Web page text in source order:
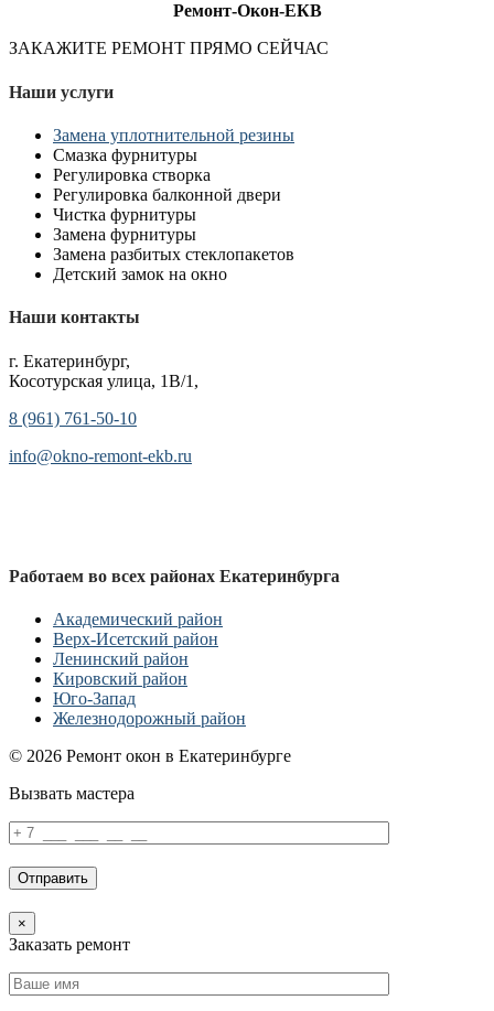
Ремонт-Окон-ЕКВ
ЗАКАЖИТЕ РЕМОНТ ПРЯМО СЕЙЧАС
Наши услуги
Замена уплотнительной резины
Смазка фурнитуры
Регулировка створка
Регулировка балконной двери
Чистка фурнитуры
Замена фурнитуры
Замена разбитых стеклопакетов
Детский замок на окно
Наши контакты
г. Екатеринбург,
Косотурская улица, 1В/1,
8 (961) 761-50-10
info@okno-remont-ekb.ru
Работаем во всех районах Екатеринбурга
Академический район
Верх-Исетский район
Ленинский район
Кировский район
Юго-Запад
Железнодорожный район
© 2026 Ремонт окон в Екатеринбурге
Вызвать мастера
×
Заказать ремонт